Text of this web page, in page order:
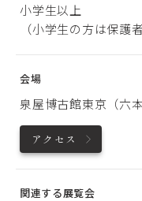
小学生以上
（小学生の方は保護
会場
泉屋博古館東京（六
アクセス
関連する展覧会